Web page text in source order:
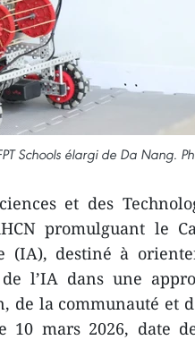
Schools élargi de Da Nang.
et des
promulguant le
(IA), destiné à
l’IA dans une
de la communauté et
10 mars 2026, date